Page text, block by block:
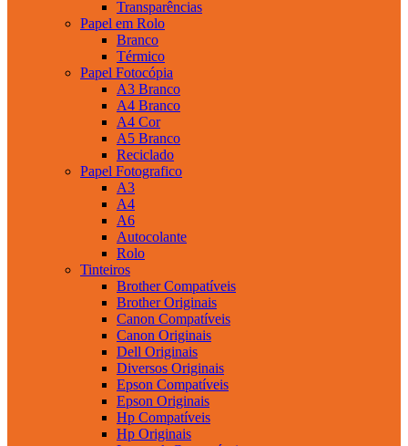
Transparências
Papel em Rolo
Branco
Térmico
Papel Fotocópia
A3 Branco
A4 Branco
A4 Cor
A5 Branco
Reciclado
Papel Fotografico
A3
A4
A6
Autocolante
Rolo
Tinteiros
Brother Compatíveis
Brother Originais
Canon Compatíveis
Canon Originais
Dell Originais
Diversos Originais
Epson Compatíveis
Epson Originais
Hp Compatíveis
Hp Originais